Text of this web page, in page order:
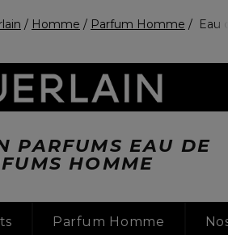
Homme Parfum Homme Eau
PARFUMS EAU DE
HOMME
Parfum Homme